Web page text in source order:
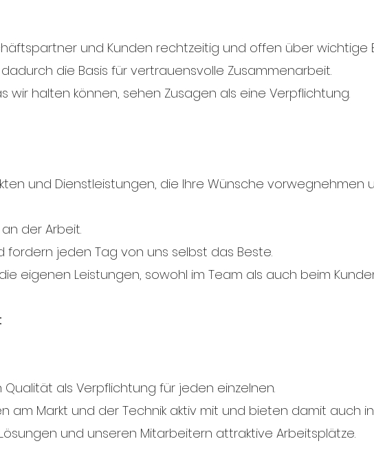
und Kunden rechtzeitig und offen über wichtige
die Basis für vertrauensvolle Zusammenarbeit.
wir halten können, sehen Zusagen als eine Verpflichtung.
und Dienstleistungen, die Ihre Wünsche vorwegnehmen
der Arbeit.
fordern jeden Tag von uns selbst das Beste.
eigenen Leistungen, sowohl im Team als auch beim
als Verpflichtung für jeden einzelnen.
am Markt und der Technik aktiv mit und bieten damit auch
und unseren Mitarbeitern attraktive Arbeitsplätze.